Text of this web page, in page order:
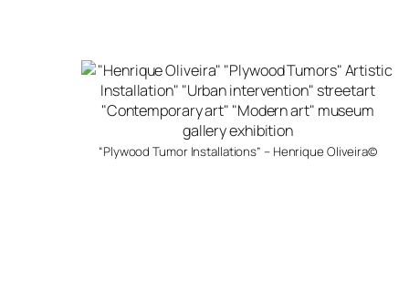
“Plywood Tumor Installations” – Henrique Oliveira©